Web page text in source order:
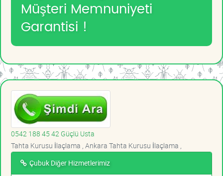
Müşteri Memnuniyeti
Garantisi !
0542 188 45 42 Güçlü Usta
Tahta Kurusu İlaçlama , Ankara Tahta Kurusu İlaçlama ,
Çubuk Diğer Hizmetlerimiz